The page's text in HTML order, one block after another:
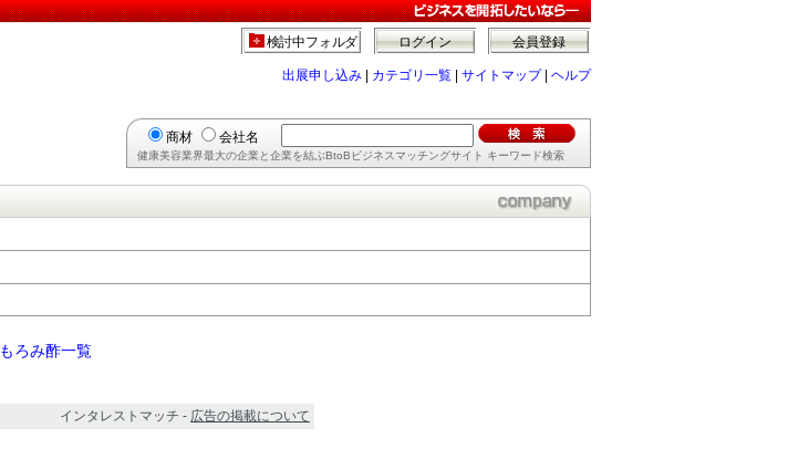
会員登録
ログイン
検討中フォルダ
出展申し込み カテゴリ一覧 サイトマップ| ヘルプ
商材 会社名
健康美容業界最大の企業と企業を結ぶBtoBビジネスマッチングサイト キーワード検索
もろみ酢一覧
インタレストマッチ - 広告の掲載について